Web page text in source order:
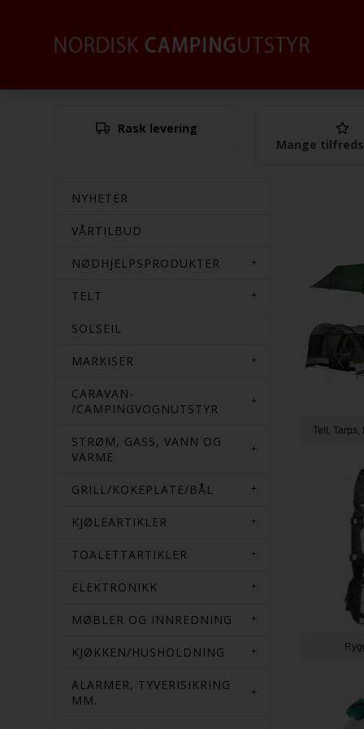
Rask levering
Mange
NYHETER
VÅRTILBUD
NØDHJELPSPRODUKTER
TELT
SOLSEIL
MARKISER
CARAVAN-
/CAMPINGVOGNUTSTYR
STRØM, GASS, VANN OG
VARME
GRILL/KOKEPLATE/BÅL
KJØLEARTIKLER
TOALETTARTIKLER
ELEKTRONIKK
MØBLER OG INNREDNING
KJØKKEN/HUSHOLDNING
ALARMER, TYVERISIKRING
MM.
Telt,